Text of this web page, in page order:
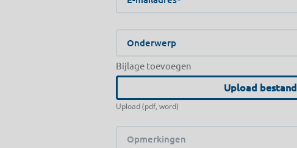
Bijlage toevoegen
Upload bestand
Upload (pdf, word)